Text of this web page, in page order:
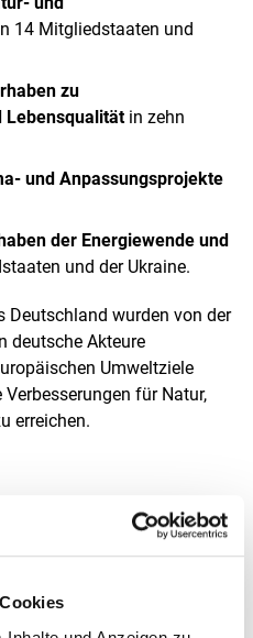
14 Mitgliedstaaten und
zu
Lebensqualitätin zehn
und Anpassungsprojekte
der Energiewende und
und der Ukraine.
Deutschland wurden von der
deutsche Akteure
Umweltziele
für Natur,
erreichen.
Ackerebene
beim Import von